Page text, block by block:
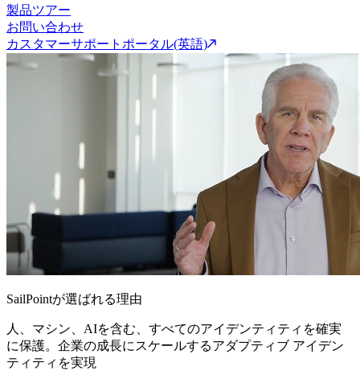
製品ツアー
お問い合わせ
カスタマーサポートポータル(英語)
SailPointが選ばれる理由
人、マシン、AIを含む、すべてのアイデンティティを確実
に保護。企業の成長にスケールするアダプティブ アイデン
ティティを実現